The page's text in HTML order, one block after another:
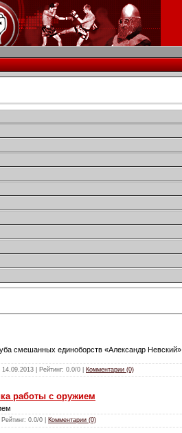
смешанных единоборств «Александр Невский»
14.09.2013 | Рейтинг: 0.0/0 | Комментарии (0)
работы с оружием
| Рейтинг: 0.0/0 | Комментарии (0)